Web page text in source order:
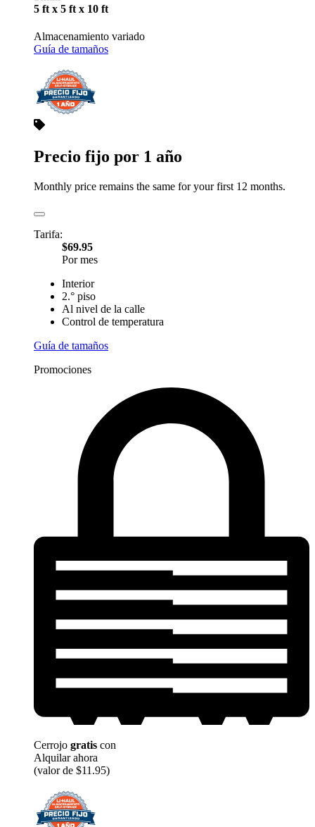
5 ft x 5 ft x 10 ft
Almacenamiento variado
Guía de tamaños
Precio fijo por 1 año
Monthly price remains the same for your first 12 months.
Tarifa:
$69.95
Por mes
Interior
2.° piso
Al nivel de la calle
Control de temperatura
Guía de tamaños
Promociones
Cerrojo gratis con
Alquilar ahora
(valor de $11.95)